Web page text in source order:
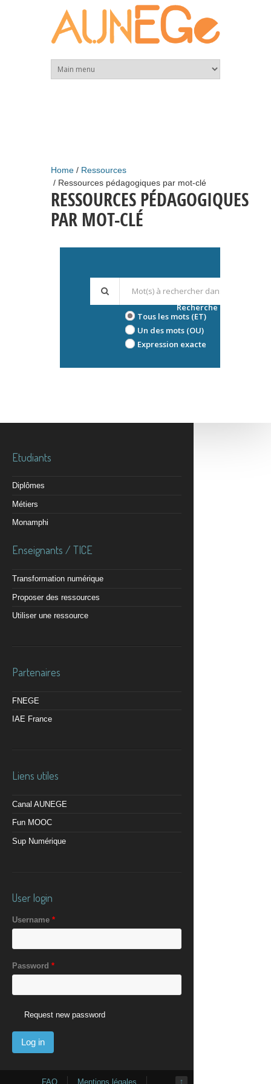
Home
Ressources
Ressources pédagogiques par mot-clé
RESSOURCES PÉDAGOGIQUES
PAR MOT-CLÉ
Tous les mots (ET)
Un des mots (OU)
Expression exacte
Recherche avancée
Etudiants
Diplômes
Métiers
Monamphi
Enseignants / TICE
Transformation numérique
Proposer des ressources
Utiliser une ressource
Partenaires
FNEGE
IAE France
Liens utiles
Canal AUNEGE
Fun MOOC
Sup Numérique
User login
Username *
Password *
Request new password
↑
FAQ Mentions légales